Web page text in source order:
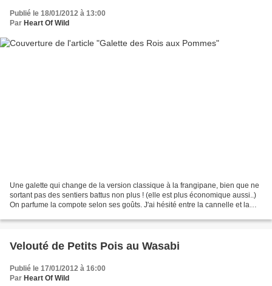
Publié le 18/01/2012 à 13:00
Par Heart Of Wild
Une galette qui change de la version classique à la frangipane, bien que ne
sortant pas des sentiers battus non plus ! (elle est plus économique aussi..)
On parfume la compote selon ses goûts. J'ai hésité entre la cannelle et la
Velouté de Petits Pois au Wasabi
Publié le 17/01/2012 à 16:00
Par Heart Of Wild